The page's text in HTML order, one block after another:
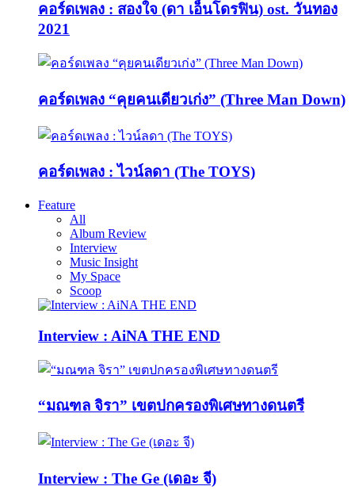
คอร์ดเพลง : สองใจ (ดา เอ็นโดรฟิน) ost. วันทอง
2021
คอร์ดเพลง “คุยคนเดียวเก่ง” (Three Man Down)
คอร์ดเพลง : ไวน์ลดา (The TOYS)
Feature
All
Album Review
Interview
Music Insight
My Space
Scoop
Interview : AiNA THE END
“มณฑล จิรา” เขตปกครองพิเศษทางดนตรี
Interview : The Ge (เดอะ จี)